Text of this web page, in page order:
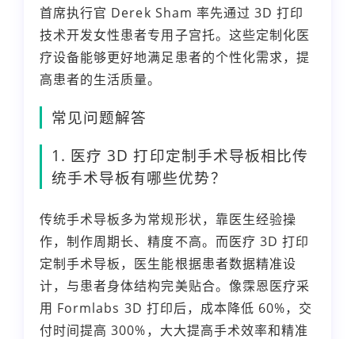
首席执行官 Derek Sham 率先通过 3D 打印
技术开发女性患者专用子宫托。这些定制化医
疗设备能够更好地满足患者的个性化需求，提
高患者的生活质量。
常见问题解答
1. 医疗 3D 打印定制手术导板相比传
统手术导板有哪些优势？
传统手术导板多为常规形状，靠医生经验操
作，制作周期长、精度不高。而医疗 3D 打印
定制手术导板，医生能根据患者数据精准设
计，与患者身体结构完美贴合。像霂恩医疗采
用 Formlabs 3D 打印后，成本降低 60%，交
付时间提高 300%，大大提高手术效率和精准